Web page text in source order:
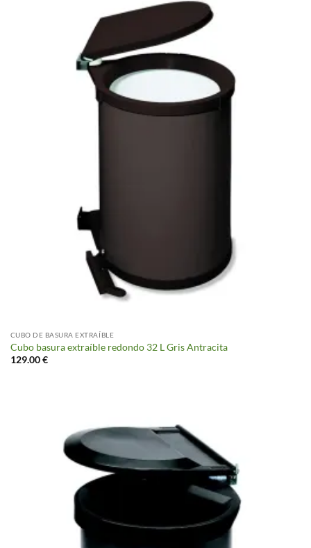
CUBO DE BASURA EXTRAÍBLE
Cubo basura extraíble redondo 32 L Gris Antracita
129.00€